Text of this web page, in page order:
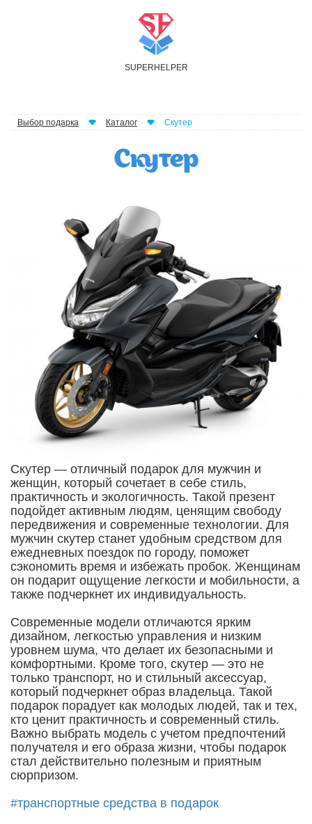
SUPER H ELPER
Выбор подарка Каталог Скутер
Скутер
Скутер — отличный подарок для мужчин и
женщин, который сочетает в себе стиль,
практичность и экологичность. Такой презент
подойдет активным людям, ценящим свободу
передвижения и современные технологии. Для
мужчин скутер станет удобным средством для
ежедневных поездок по городу, поможет
сэкономить время и избежать пробок. Женщинам
он подарит ощущение легкости и мобильности, а
также подчеркнет их индивидуальность.
Современные модели отличаются ярким
дизайном, легкостью управления и низким
уровнем шума, что делает их безопасными и
комфортными. Кроме того, скутер — это не
только транспорт, но и стильный аксессуар,
который подчеркнет образ владельца. Такой
подарок порадует как молодых людей, так и тех,
кто ценит практичность и современный стиль.
Важно выбрать модель с учетом предпочтений
получателя и его образа жизни, чтобы подарок
стал действительно полезным и приятным
сюрпризом.
#транспортные средства в подарок